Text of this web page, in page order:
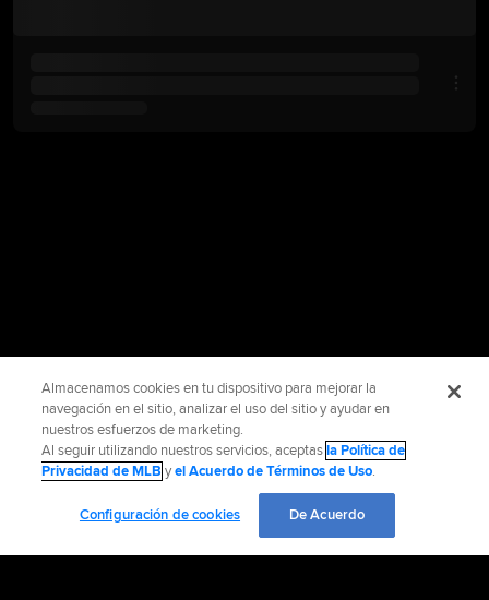
Almacenamos cookies en tu dispositivo para mejorar la
navegación en el sitio, analizar el uso del sitio y ayudar en
nuestros esfuerzos de marketing.
Al seguir utilizando nuestros servicios, aceptasla Política de
Privacidad de MLB yel Acuerdo de Términos de Uso.
Configuración de cookies De Acuerdo